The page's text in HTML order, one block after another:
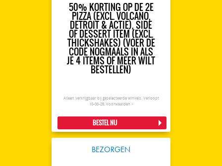
50% KORTING OP DE 2E
PIZZA (EXCL. VOLCANO,
DETROIT & ACTIE), SIDE
OF DESSERT ITEM (EXCL.
THICKSHAKES) (VOER DE
CODE NOGMAALS IN ALS
JE 4 ITEMS OF MEER WILT
BESTELLEN)
Alleen verkrijgbaar bij geselecteerde winkels. Verloopt
10-08-26. Voorwaarden >
BESTEL NU
BEZORGEN